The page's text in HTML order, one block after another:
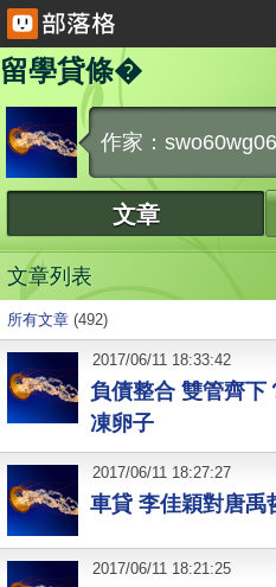
留學貸條�
作家：
文章
文章列表
所有文章 (492)
負債整合 雙管齊下
凍卵子
2017/06/11 18:33:42
車貸 李佳穎對唐禹
2017/06/11 18:27:27
2017/06/11 18:21:25